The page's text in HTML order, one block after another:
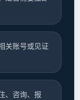
关账号或见证
、咨询、报